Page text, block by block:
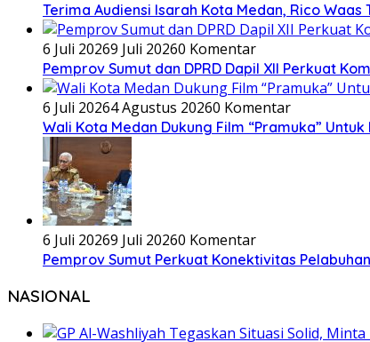
Terima Audiensi Isarah Kota Medan, Rico
6 Juli 20269 Juli 20260 Komentar
Pemprov Sumut dan DPRD Dapil XII Perkuat
6 Juli 20264 Agustus 20260 Komentar
Wali Kota Medan Dukung Film “Pramuka”
6 Juli 20269 Juli 20260 Komentar
Pemprov Sumut Perkuat Konektivitas
NASIONAL